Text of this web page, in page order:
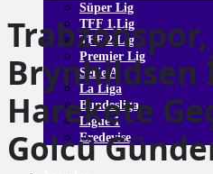
Süper Lig
TFF 1.Lig
TFF 2.Lig
Premier Lig
Serie A
La Liga
Bundesliga
Ligue 1
Eredevise
Brynhildsen
Harekete
Golcü